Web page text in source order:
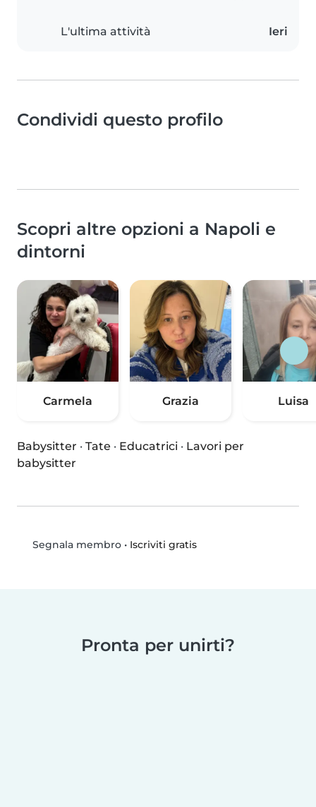
L'ultima attività Ieri
Condividi questo profilo
Scopri altre opzioni a Napoli e
dintorni
Carmela Grazia Luisa
Babysitter · Tate · Educatrici · Lavori per
babysitter
Segnala membro• Iscriviti gratis
Pronta per unirti?